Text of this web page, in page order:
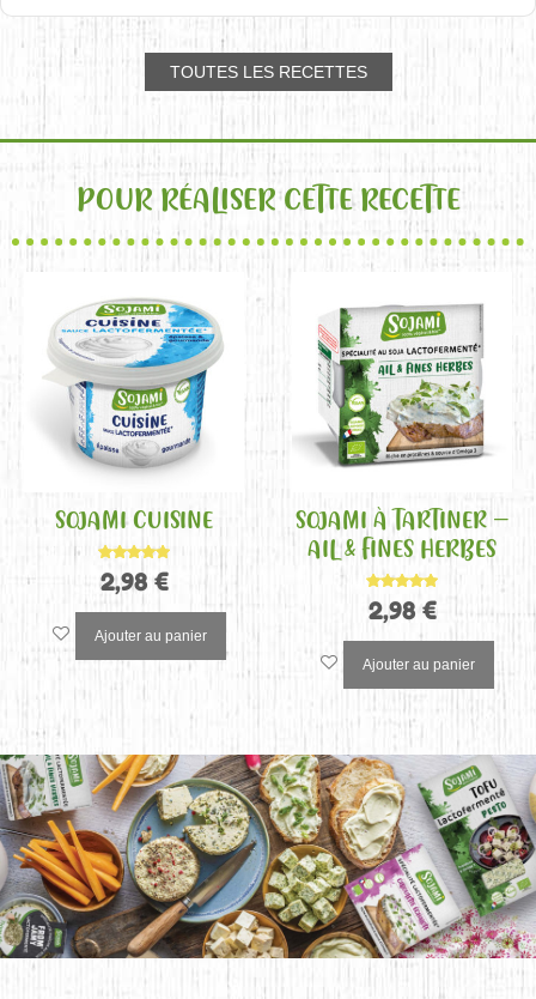
TOUTES LES RECETTES
POUR RÉALISER CETTE RECETTE
SOJAMI CUISINE
Note
5.00
sur 5
2,98 €
Ajouter au panier
SOJAMI À TARTINER –
AIL & FINES HERBES
Note
5.00
sur 5
2,98 €
Ajouter au panier